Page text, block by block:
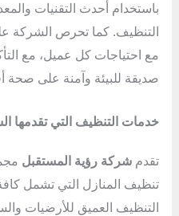
باستخدام أحدث التقنيات
التنظيف. كما تحرص الشركة
مع احتياجات كل عميل، مع
صديقة للبيئة وآمنة على صحة
خدمات التنظيف التي تقدمها
تقدم شركة رؤية المستقبل
تنظيف المنازل التي تشمل
التنظيف العميق للأرضيات